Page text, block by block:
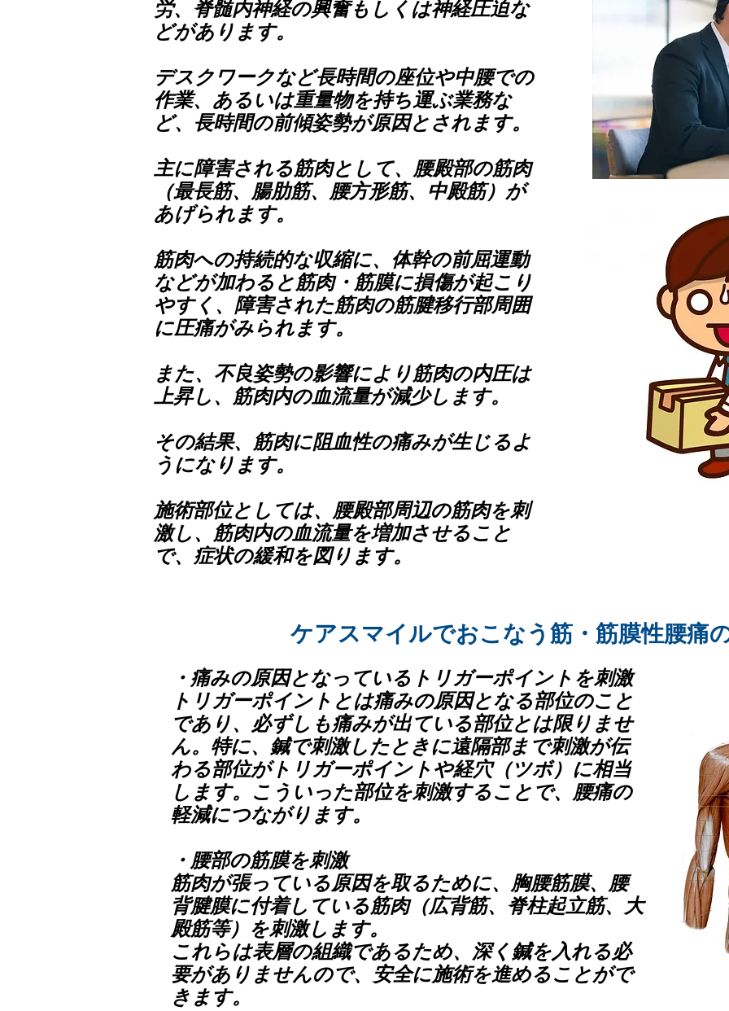
労、脊髄内神経の興奮もしくは神経圧迫な
どがあります。
デスクワークなど長時間の座位や中腰での
作業、あるいは重量物を持ち運ぶ業務な
ど、長時間の前傾姿勢が原因とされます。
主に障害される筋肉として、腰殿部の筋肉
（最長筋、腸肋筋、腰方形筋、中殿筋）が
あげられます。​
筋肉への持続的な収縮に、体幹の前屈運動
などが加わると筋肉・筋膜に損傷が起こり
やすく、障害された筋肉の筋腱移行部周囲
に圧痛がみられます。
また、不良姿勢の影響により筋肉の内圧は
上昇し、筋肉内の血流量が減少します。
その結果、筋肉に阻血性の痛みが生じるよ
うになります。
施術部位としては、腰殿部周辺の筋肉を刺
激し、筋肉内の血流量を増加させること
で、症状の緩和を図ります。
ケアスマイルでおこなう​筋・筋膜性腰痛
・痛みの原因となっているトリガーポイントを刺激
トリガーポイントとは痛みの原因となる部位のこと
であり、必ずしも痛みが出ている部位とは限りませ
ん。特に、鍼で刺激したときに遠隔部まで刺激が伝
わる部位がトリガーポイントや経穴（ツボ）に相当
します。こういった部位を刺激することで、腰痛の
軽減につながります。
・腰部の筋膜を刺激
筋肉が張っている原因を取るために、胸腰筋膜、腰
背腱膜に付着している筋肉（広背筋、脊柱起立筋、大
殿筋等）を刺激します。
これらは表層の組織であるため、深く鍼を入れる必
要がありませんので、安全に施術を進めることがで
きます。